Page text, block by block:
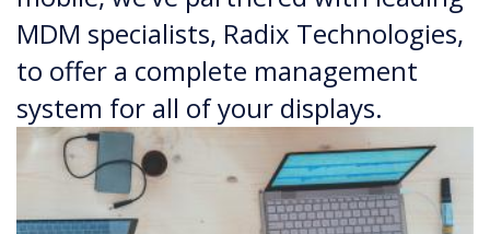
MDM specialists, Radix Technologies,
to offer a complete management
system for all of your displays.